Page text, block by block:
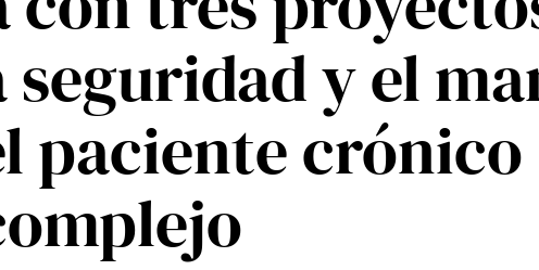
y el
paciente crónico